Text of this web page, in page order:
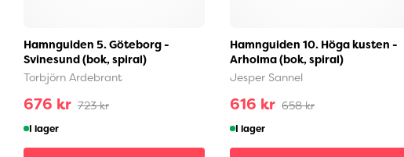
Hamnguiden 5. Göteborg -
Svinesund (bok, spiral)
Torbjörn Ardebrant
676 kr 723 kr
I lager
Hamnguiden 10. Höga kusten -
Arholma (bok, spiral)
Jesper Sannel
616 kr 658 kr
I lager